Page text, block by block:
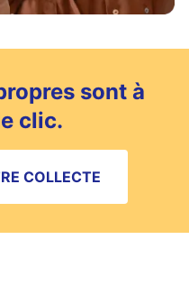
sont à
clic.
COLLECTE